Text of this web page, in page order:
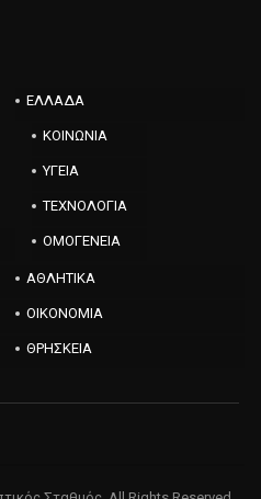
ΕΛΛΑΔΑ
ΚΟΙΝΩΝΙΑ
ΥΓΕΙΑ
ΤΕΧΝΟΛΟΓΙΑ
ΟΜΟΓΕΝΕΙΑ
ΑΘΛΗΤΙΚΑ
ΟΙΚΟΝΟΜΙΑ
ΘΡΗΣΚΕΙΑ